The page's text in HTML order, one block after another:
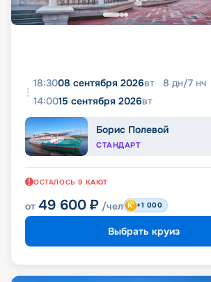
18:3008 сентября 2026вт 8 дн/7 нч
14:0015 сентября 2026вт
Борис Полевой
СТАНДАРТ
ОСТАЛОСЬ 9 КАЮТ
от 49 600 ₽ /чел +1 000
Выбрать круиз